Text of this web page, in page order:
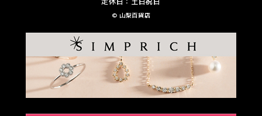
© 山梨百貨店